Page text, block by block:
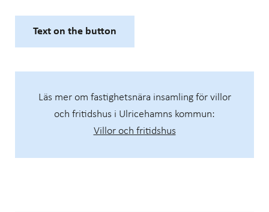
Text on the button
Läs mer om fastighetsnära insamling för villor
och fritidshus i Ulricehamns kommun:
Villor och fritidshus